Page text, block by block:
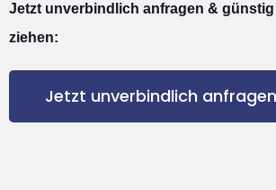
Jetzt unverbindlich anfragen &
ziehen:
Jetzt unverbindlich